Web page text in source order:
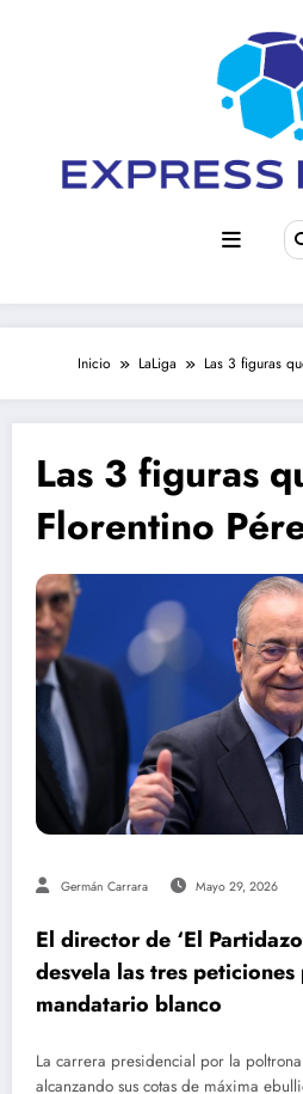
Inicio LaLiga Las 3 figuras
Las 3 figuras
Florentino
Germán Carrara Mayo 29, 2026
El director de ‘El
desvela las tres
mandatario blanco
La carrera presidencial por la
alcanzando sus cotas de máxima